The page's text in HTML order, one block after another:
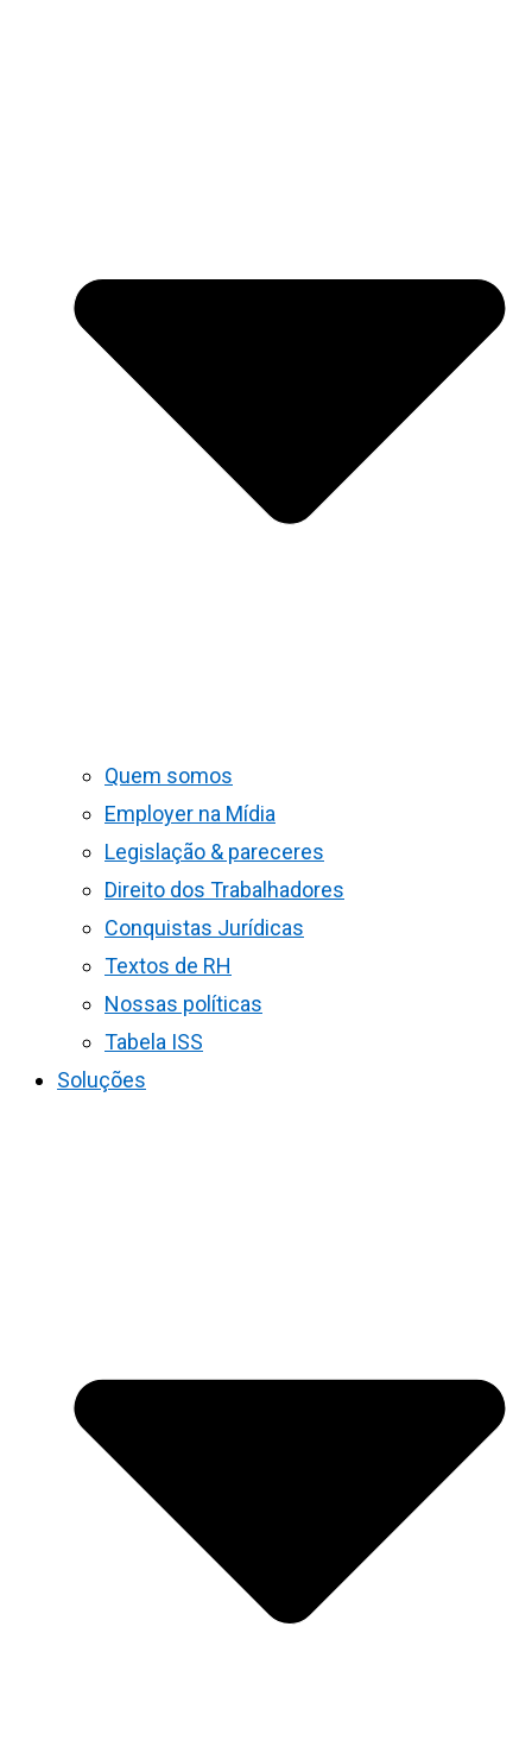
Quem somos
Employer na Mídia
Legislação & pareceres
Direito dos Trabalhadores
Conquistas Jurídicas
Textos de RH
Nossas políticas
Tabela ISS
Soluções